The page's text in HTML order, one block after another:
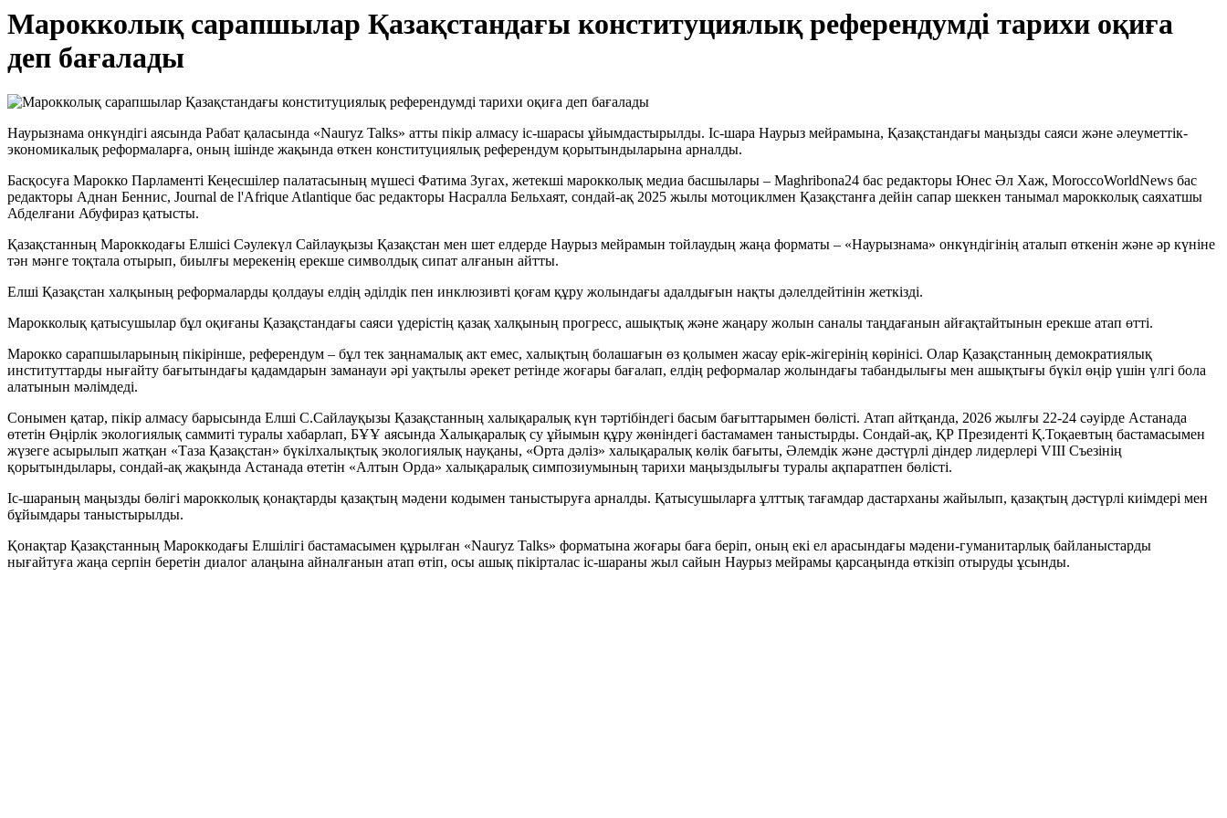
Марокколық сарапшылар Қазақстандағы конституциялық референдумді тарихи оқиға
деп бағалады
Наурызнама онкүндігі аясында Рабат қаласында «Nauryz Talks» атты пікір алмасу іс-шарасы ұйымдастырылды. Іс-шара Наурыз мейрамына, Қазақстандағы маңызды саяси және әлеуметтік-
экономикалық реформаларға, оның ішінде жақында өткен конституциялық референдум қорытындыларына арналды.
Басқосуға Марокко Парламенті Кеңесшілер палатасының мүшесі Фатима Зугах, жетекші марокколық медиа басшылары – Maghribona24 бас редакторы Юнес Әл Хаж, MoroccoWorldNews бас
редакторы Аднан Беннис, Journal de l'Afrique Atlantique бас редакторы Насралла Бельхаят, сондай-ақ 2025 жылы мотоциклмен Қазақстанға дейін сапар шеккен танымал марокколық саяхатшы
Абделғани Абуфираз қатысты.
Қазақстанның Мароккодағы Елшісі Сәулекүл Сайлауқызы Қазақстан мен шет елдерде Наурыз мейрамын тойлаудың жаңа форматы – «Наурызнама» онкүндігінің аталып өткенін және әр күніне
тән мәнге тоқтала отырып, биылғы мерекенің ерекше символдық сипат алғанын айтты.
Елші Қазақстан халқының реформаларды қолдауы елдің әділдік пен инклюзивті қоғам құру жолындағы адалдығын нақты дәлелдейтінін жеткізді.
Марокколық қатысушылар бұл оқиғаны Қазақстандағы саяси үдерістің қазақ халқының прогресс, ашықтық және жаңару жолын саналы таңдағанын айғақтайтынын ерекше атап өтті.
Марокко сарапшыларының пікірінше, референдум – бұл тек заңнамалық акт емес, халықтың болашағын өз қолымен жасау ерік-жігерінің көрінісі. Олар Қазақстанның демократиялық
институттарды нығайту бағытындағы қадамдарын заманауи әрі уақтылы әрекет ретінде жоғары бағалап, елдің реформалар жолындағы табандылығы мен ашықтығы бүкіл өңір үшін үлгі бола
алатынын мәлімдеді.
Сонымен қатар, пікір алмасу барысында Елші С.Сайлауқызы Қазақстанның халықаралық күн тәртібіндегі басым бағыттарымен бөлісті. Атап айтқанда, 2026 жылғы 22-24 сәуірде Астанада
өтетін Өңірлік экологиялық саммиті туралы хабарлап, БҰҰ аясында Халықаралық су ұйымын құру жөніндегі бастамамен таныстырды. Сондай-ақ, ҚР Президенті Қ.Тоқаевтың бастамасымен
жүзеге асырылып жатқан «Таза Қазақстан» бүкілхалықтық экологиялық науқаны, «Орта дәліз» халықаралық көлік бағыты, Әлемдік және дәстүрлі діндер лидерлері VIII Съезінің
қорытындылары, сондай-ақ жақында Астанада өтетін «Алтын Орда» халықаралық симпозиумының тарихи маңыздылығы туралы ақпаратпен бөлісті.
Іс-шараның маңызды бөлігі марокколық қонақтарды қазақтың мәдени кодымен таныстыруға арналды. Қатысушыларға ұлттық тағамдар дастарханы жайылып, қазақтың дәстүрлі киімдері мен
бұйымдары таныстырылды.
Қонақтар Қазақстанның Мароккодағы Елшілігі бастамасымен құрылған «Nauryz Talks» форматына жоғары баға беріп, оның екі ел арасындағы мәдени-гуманитарлық байланыстарды
нығайтуға жаңа серпін беретін диалог алаңына айналғанын атап өтіп, осы ашық пікірталас іс-шараны жыл сайын Наурыз мейрамы қарсаңында өткізіп отыруды ұсынды.